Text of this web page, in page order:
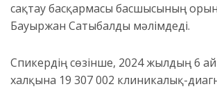
сақтау басқармасы басшысының
Бауыржан Сатыбалды мәлімдеді.
Спикердің сөзінше, 2024 жылдың 6
халқына 19 307 002 клиникалық-